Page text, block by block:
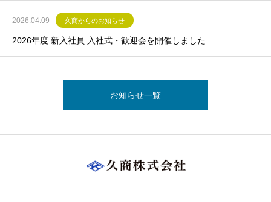
2026.04.09 久商からのお知らせ
2026年度 新入社員 入社式・歓迎会を開催しました
お知らせ一覧